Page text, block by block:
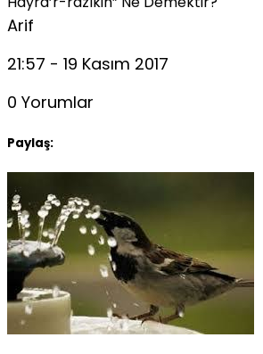
Arif
21:57 - 19 Kasım 2017
0 Yorumlar
Paylaş: